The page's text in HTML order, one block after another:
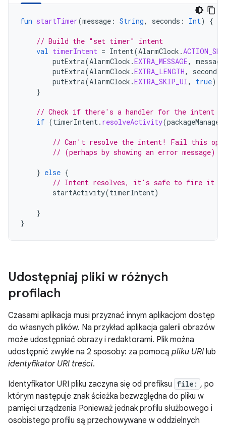
fun startTimer(message : String, seconds : Int) {
// Build the "set timer" intent
val timerIntent = Intent(AlarmClock .
putExtra(AlarmClock .EXTRA_MESSAGE, message
putExtra(AlarmClock .EXTRA_LENGTH, seconds
putExtra(AlarmClock .EXTRA_SKIP_UI, true)
}
// Check if there's a handler for the intent
if (timerIntent. resolveActivity(packageManager
// Can't resolve the intent! Fail this
// (perhaps by showing an error message)
} else {
// Intent resolves, it's safe to fire it
startActivity(timerIntent)
}
}
Udostępniaj pliki w różnych
profilach
Czasami aplikacja musi przyznać innym aplikacjom dostęp
do własnych plików. Na przykład aplikacja galerii obrazów
może udostępniać obrazy i redaktorami. Plik można
udostępnić zwykle na 2 sposoby: za pomocą pliku URI lub
identyfikator URI treści.
Identyfikator URI pliku zaczyna się od prefiksu file: , po
którym następuje znak ścieżka bezwzględna do pliku w
pamięci urządzenia Ponieważ jednak profilu służbowego i
osobistego profilu są przechowywane w oddzielnych